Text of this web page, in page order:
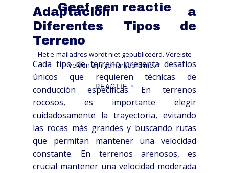
Adaptación a
Diferentes Tipos de
Terreno
Cada tipo de terreno presenta desafíos
únicos que requieren técnicas de
conducción específicas. En terrenos
rocosos, es importante elegir
cuidadosamente la trayectoria, evitando
las rocas más grandes y buscando rutas
que permitan mantener una velocidad
constante. En terrenos arenosos, es
crucial mantener una velocidad moderada
Geef een reactie
Het e-mailadres wordt niet gepubliceerd. Vereiste
velden zijn gemarkeerd met*
REACTIE *